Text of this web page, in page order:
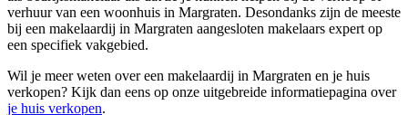
verhuur van een woonhuis in Margraten. Desondanks zijn de meeste
bij een makelaardij in Margraten aangesloten makelaars expert op
een specifiek vakgebied.
Wil je meer weten over een makelaardij in Margraten en je huis
verkopen? Kijk dan eens op onze uitgebreide informatiepagina over
je huis verkopen.